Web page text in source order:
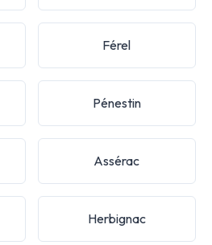
Férel
Pénestin
Assérac
Herbignac